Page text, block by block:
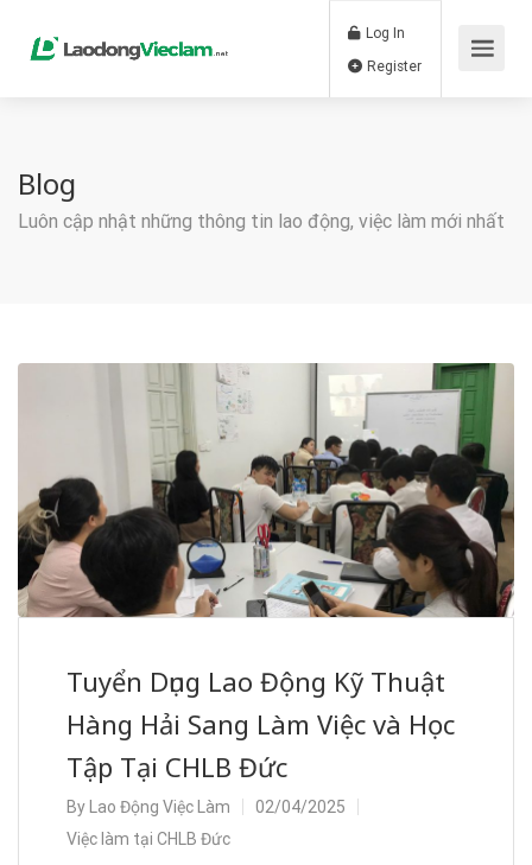
Log In
Blog
Luôn cập nhật những thông tin lao động, việc làm mới nhất
Tuyển Dụng Lao Động Kỹ Thuật
Hàng Hải Sang Làm Việc và Học
Tập Tại CHLB Đức
By Lao Động Việc Làm
02/04/2025
Việc làm tại CHLB Đức